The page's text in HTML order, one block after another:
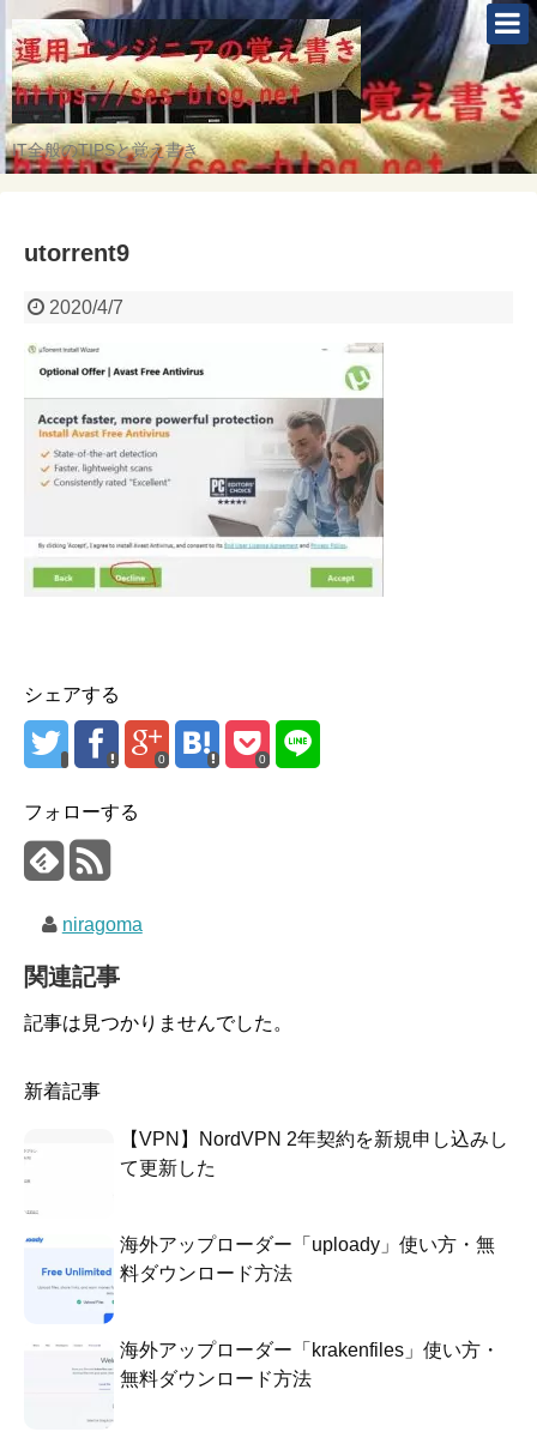
IT全般のTIPSと覚え書き
utorrent9
2020/4/7
シェアする
0 0
フォローする
niragoma
関連記事
記事は見つかりませんでした。
新着記事
【VPN】NordVPN 2年契約を新規申し込みし
て更新した
海外アップローダー「uploady」使い方・無
料ダウンロード方法
海外アップローダー「krakenfiles」使い方・
無料ダウンロード方法